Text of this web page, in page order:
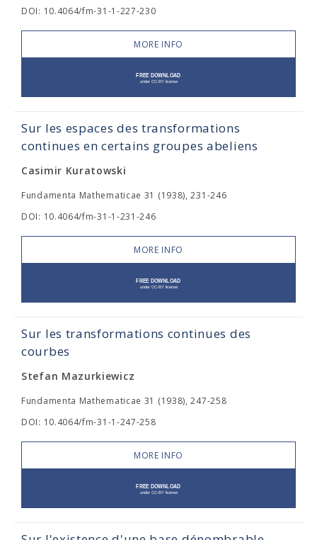
DOI: 10.4064/fm-31-1-227-230
MORE INFO
Sur les espaces des transformations
continues en certains groupes abeliens
Casimir Kuratowski
Fundamenta Mathematicae 31 (1938), 231-246
DOI: 10.4064/fm-31-1-231-246
MORE INFO
Sur les transformations continues des
courbes
Stefan Mazurkiewicz
Fundamenta Mathematicae 31 (1938), 247-258
DOI: 10.4064/fm-31-1-247-258
MORE INFO